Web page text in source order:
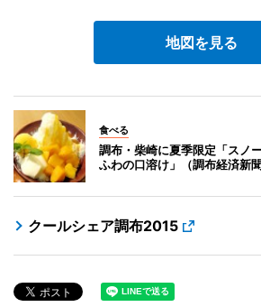
地図を見る
食べる
調布・柴崎に夏季限定「スノ
ふわの口溶け」（調布経済新聞
クールシェア調布2015